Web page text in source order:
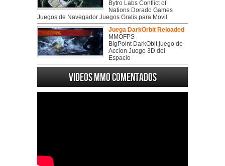
Bytro Labs Conflict of
Nations Dorado Games
Juegos de Navegador Juegos Gratis para Movil
Juega DarkOrbit Reloaded
MMOFPS
BigPoint DarkObit juego de
Accion Juego 3D del
Espacio
Videos MMO Comentados